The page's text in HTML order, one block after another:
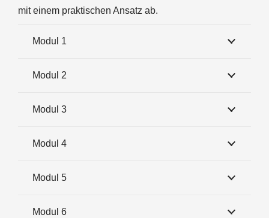
mit einem praktischen Ansatz ab.
Modul 1
Modul 2
Modul 3
Modul 4
Modul 5
Modul 6